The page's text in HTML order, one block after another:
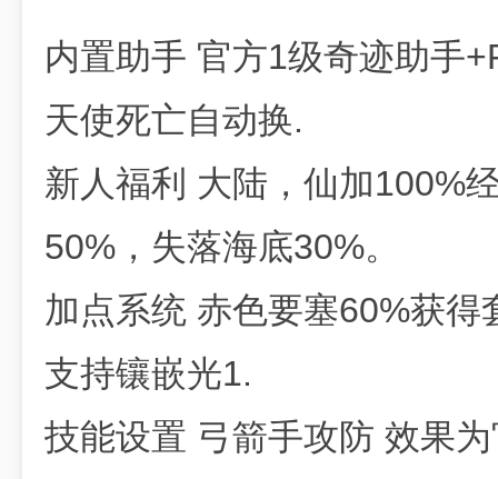
内置助手 官方1级奇迹助手
天使死亡自动换.
新人福利 大陆，仙加100%
50%，失落海底30%。
加点系统 赤色要塞60%获
支持镶嵌光1.
技能设置 弓箭手攻防 效果